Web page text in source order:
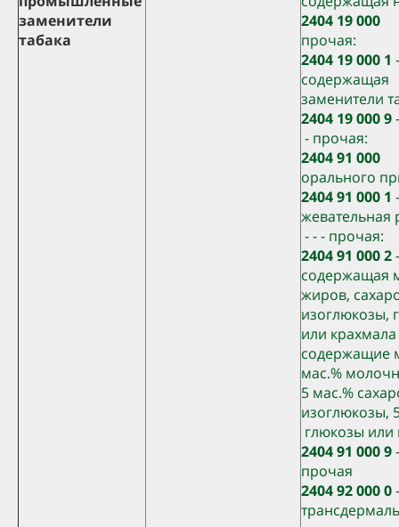
заменители
табака
2404 19 000
прочая:
2404 19 000 1
содержащая
заменители
2404 19 000 9
- прочая:
2404 91 000
орального
2404 91 000 1
жевательная
- - - прочая:
2404 91 000 2
содержащая
жиров,
изоглюкозы,
или
содержащие
мас.%
5 мас.%
изоглюкозы,
глюкозы или
2404 91 000 9
прочая
2404 92 000 0